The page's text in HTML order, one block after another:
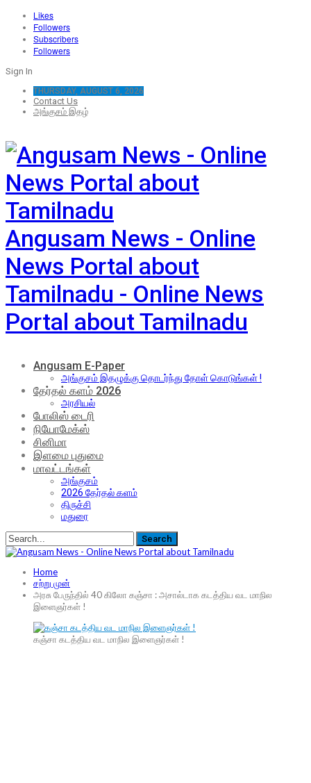
Likes
Followers
Subscribers
Followers
Sign In
THURSDAY, AUGUST 6, 2026
Contact Us
அங்குசம் இதழ்
Angusam News - Online
News Portal about
Tamilnadu - Online News
Portal about Tamilnadu
Angusam E-Paper
அங்குசம் இதழுக்கு தொடர்ந்து தோள் கொடுங்கள் !
தேர்தல் களம் 2026
அரசியல்
போலிஸ் டைரி
நியோமேக்ஸ்
சினிமா
இளமை புதுமை
மாவட்டங்கள்
அங்குசம்
2026 தேர்தல் களம்
திருச்சி
மதுரை
Home
சற்று முன்
அரசு பேருந்தில் 40 கிலோ கஞ்சா : அசால்டாக கடத்திய வட மாநில
இளைஞர்கள் !
கஞ்சா கடத்திய வட மாநில இளைஞர்கள் !